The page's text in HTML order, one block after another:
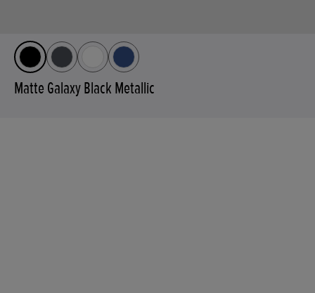
Matte Galaxy Black Metallic